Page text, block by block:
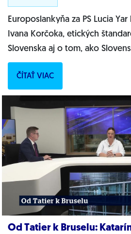
Europoslankyňa za PS Lucia
Ivana Korčoka, etických
Slovenska aj o tom, ako
európske inštitúcie. Vysvetľuje
ČÍTAŤ VIAC
Od Tatier k Bruselu: